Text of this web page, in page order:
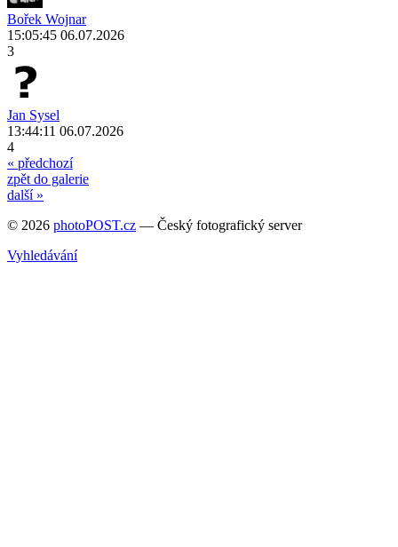
Bořek Wojnar
15:05:45 06.07.2026
3
Jan Sysel
13:44:11 06.07.2026
4
« předchozí
zpět do galerie
další »
© 2026 photoPOST.cz — Český fotografický server
Vyhledávání